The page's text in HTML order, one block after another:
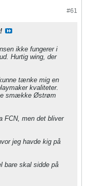
#61
ikke fungerer i
Hurtig wing, der
tænke mig en
kvaliteter.
smække Østrøm
FCN, men det bliver
jeg havde kig på
bare skal sidde på